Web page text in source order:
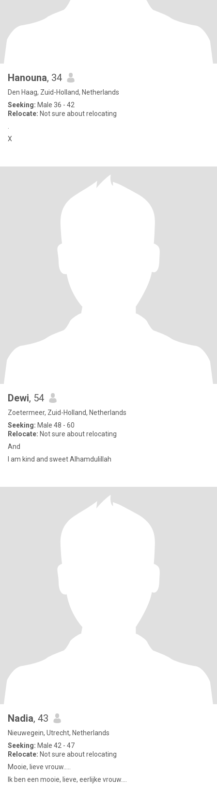
Hanouna, 34
Den Haag, Zuid-Holland, Netherlands
Seeking: Male 36 - 42
Relocate: Not sure about relocating
X
Dewi, 54
Zoetermeer, Zuid-Holland, Netherlands
Seeking: Male 48 - 60
Relocate: Not sure about relocating
And
I am kind and sweet Alhamdulillah
Nadia, 43
Nieuwegein, Utrecht, Netherlands
Seeking: Male 42 - 47
Relocate: Not sure about relocating
Mooie, lieve vrouw.....
Ik ben een mooie, lieve, eerlijke vrouw....